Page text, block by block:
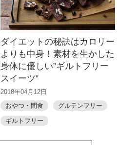
ダイエットの秘訣はカロリー
よりも中身！素材を生かした
身体に優しい”ギルトフリー
スイーツ”
2018年04月12日
おやつ・間食
グルテンフリー
ギルトフリー